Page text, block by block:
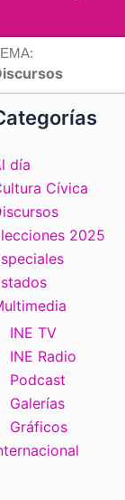
día
Cívica
2025
INE TV
INE Radio
Podcast
Galerías
Gráficos